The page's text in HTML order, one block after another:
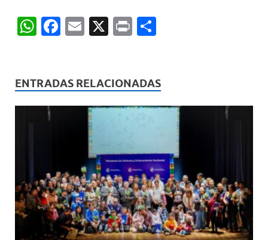
W
s
A
F
b
o
E
X
P
p
ar
ENTRADAS RELACIONADAS